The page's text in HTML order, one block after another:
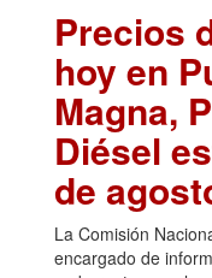
Precios
hoy en
Magna,
Diésel
de
La Comisión
encargado de